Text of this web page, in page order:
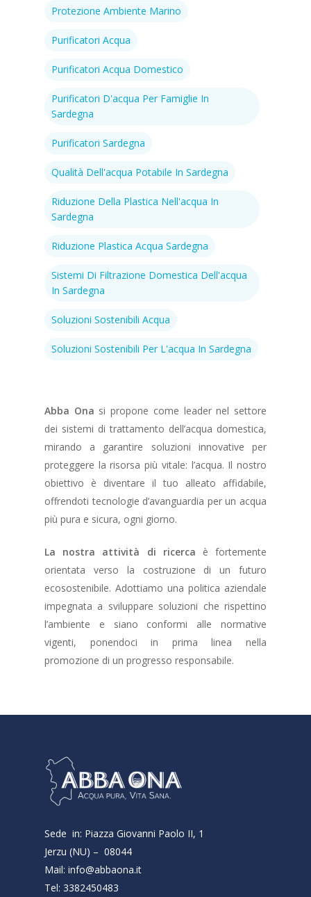
Protezione Ambiente Marino
Purificatori Acqua
Purificatori Acqua Domestico
Purificatori D'acqua Per Famiglie In
Sardegna
Purificatori Sardegna
Qualità Dell'acqua Potabile In Sardegna
Riduzione Della Plastica Nell'acqua In
Sardegna
Riduzione Plastica Acqua Sardegna
Sistemi Di Filtrazione Domestica Dell'acqua
In Sardegna
Soluzioni Sostenibili Acqua
Soluzioni Sostenibili Per L'acqua In Sardegna
Abba Ona si propone come leader nel settore
dei sistemi di trattamento dell’acqua domestica,
mirando a garantire soluzioni innovative per
proteggere la risorsa più vitale: l’acqua. Il nostro
obiettivo è diventare il tuo alleato affidabile,
offrendoti tecnologie d’avanguardia per un acqua
più pura e sicura, ogni giorno.
La nostra attività di ricerca è fortemente
orientata verso la costruzione di un futuro
ecosostenibile. Adottiamo una politica aziendale
impegnata a sviluppare soluzioni che rispettino
l’ambiente e siano conformi alle normative
vigenti, ponendoci in prima linea nella
promozione di un progresso responsabile.
Sede in: Piazza Giovanni Paolo II, 1
Jerzu (NU) – 08044
Mail: info@abbaona.it
Tel: 3382450483